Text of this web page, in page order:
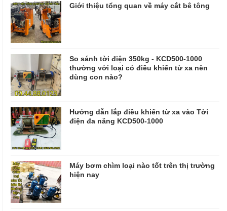
Giới thiệu tổng quan về máy cắt bê tông
So sánh tời điện 350kg - KCD500-1000
thường với loại có điều khiển từ xa nên
dùng con nào?
Hướng dẫn lắp điều khiển từ xa vào Tời
điện đa năng KCD500-1000
Máy bơm chìm loại nào tốt trên thị trường
hiện nay